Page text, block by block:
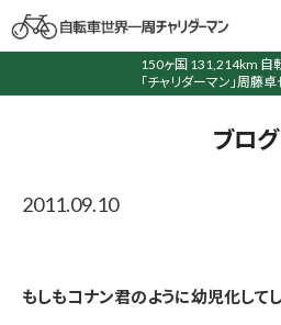
150ヶ国 131,214km 自
「チャリダーマン」周藤
ブログ
2011.09.10
もしもコナン君のように幼児化して